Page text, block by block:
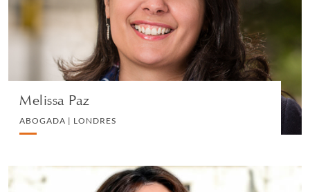
Melissa Paz
ABOGADA | LONDRES
EMPLOYMENT
VIEW PROFILE